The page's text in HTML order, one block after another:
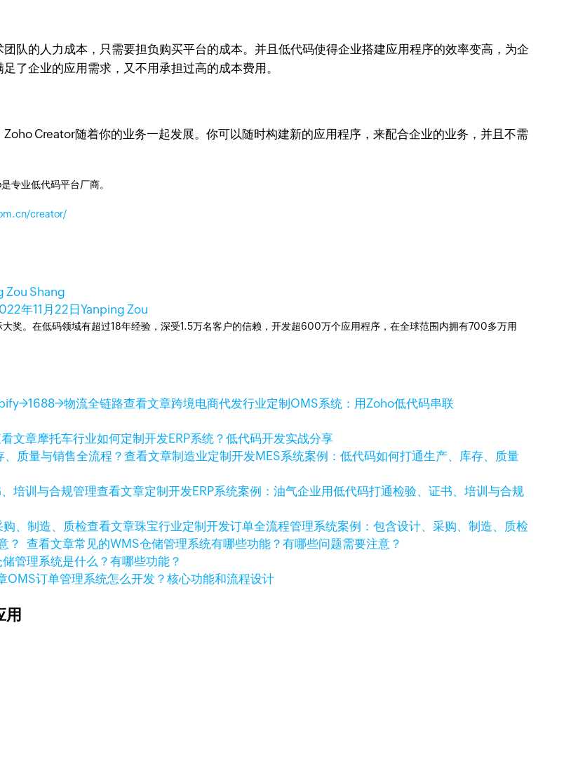
队的人力成本，只需要担负购买平台的成本。并且低代码使得企业搭建应用程序的效率变高，为企
了企业的应用需求，又不用承担过高的成本费用。
Creator随着你的业务一起发展。你可以随时构建新的应用程序，来配合企业的业务，并且不需
专业低代码平台厂商。
creator/
Zou Shang
年11月22日Yanping Zou
奖。在低码领域有超过18年经验，深受1.5万名客户的信赖，开发超600万个应用程序，在全球范围内拥有700多万用
查看文章跨境电商代发行业定制OMS系统：用Zoho低代码串联
文章摩托车行业如何定制开发ERP系统？低代码开发实战分享
查看文章制造业定制开发MES系统案例：低代码如何打通生产、库存、质量
查看文章定制开发ERP系统案例：油气企业用低代码打通检验、证书、培训与合规
查看文章珠宝行业定制开发订单全流程管理系统案例：包含设计、采购、制造、质检
查看文章常见的WMS仓储管理系统有哪些功能？有哪些问题需要注意？
管理系统是什么？有哪些功能？
OMS订单管理系统怎么开发？核心功能和流程设计
用